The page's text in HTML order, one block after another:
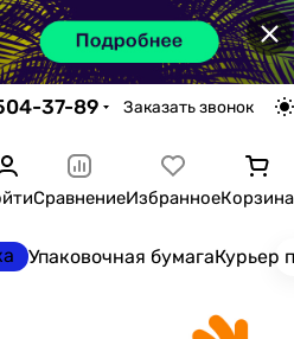
×
37-89 Заказать звонок
СравнениеИзбранноеКорзина
Упаковочная бумагаКурьер